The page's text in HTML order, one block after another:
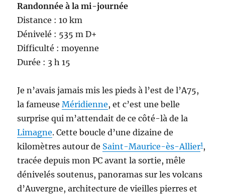
Randonnée à la mi-journée
Distance : 10 km
Dénivelé : 535 m D+
Difficulté : moyenne
Durée : 3 h 15
Je n’avais jamais mis les pieds à l’est de l’A75,
la fameuseMéridienne, et c’est une belle
surprise qui m’attendait de ce côté-là de la
Limagne. Cette boucle d’une dizaine de
kilomètres autour de Saint-Maurice-ès-Allier1,
tracée depuis mon PC avant la sortie, mêle
dénivelés soutenus, panoramas sur les volcans
d’Auvergne, architecture de vieilles pierres et